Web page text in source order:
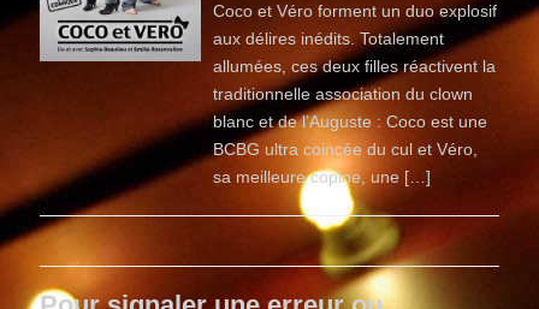
Coco et Véro forment un duo explosif
aux délires inédits. Totalement
allumées, ces deux filles réactivent la
traditionnelle association du clown
blanc et de l’Auguste : Coco est une
BCBG ultra coincée du cul et Véro,
sa meilleure copine, une […]